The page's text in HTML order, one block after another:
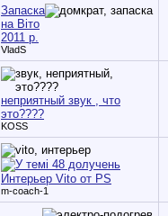
Запаска
на Віто
2011 р.
VladS
неприятный звук , что
это????
KOSS
Интерьер Vito от PS
m-coach-1